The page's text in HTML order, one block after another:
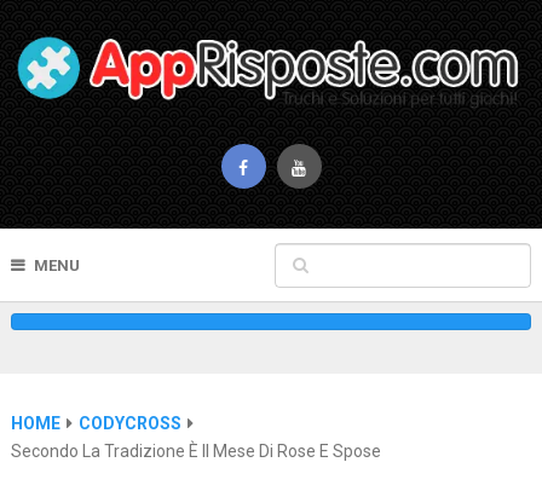
MENU
HOME
CODYCROSS
Secondo La Tradizione È Il Mese Di Rose E Spose